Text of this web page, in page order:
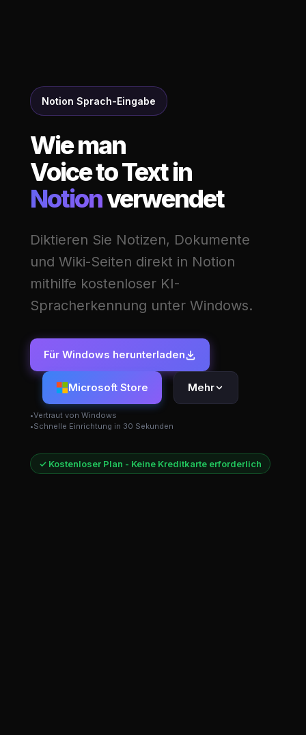
Notion Sprach-Eingabe
Wie man
Voice to Text in
Notionverwendet
Diktieren Sie Notizen, Dokumente
und Wiki-Seiten direkt in Notion
mithilfe kostenloser KI-
Spracherkennung unter Windows.
Für Windows herunterladen
Microsoft Store
Vertraut von Windows
Schnelle Einrichtung in 30 Sekunden
Mehr
✓ Kostenloser Plan - Keine Kreditkarte erforderlich